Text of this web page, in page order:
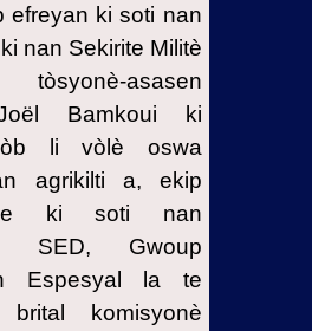
efreyan ki soti nan
nan Sekirite Militè
asasen
Bamkoui ki
li vòlè oswa
agrikilti a, ekip
ki soti nan
SED, Gwoup
Espesyal la te
komisyonè